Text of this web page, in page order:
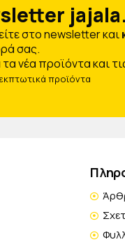
στο newsletter και
σας.
τα νέα προϊόντα και
προϊόντα